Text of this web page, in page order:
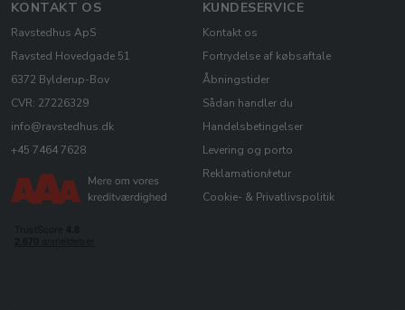
KONTAKT OS
Ravstedhus ApS
Ravsted Hovedgade 51
6372 Bylderup-Bov
CVR: 27226329
info@ravstedhus.dk
+45 7464 7628
KUNDESERVICE
Kontakt os
Fortrydelse af købsaftale
Åbningstider
Sådan handler du
Handelsbetingelser
Levering og porto
Reklamation/retur
Cookie- & Privatlivspolitik